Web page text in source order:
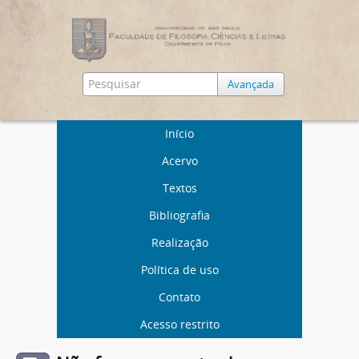
Avançada
Início
Acervo
Textos
Bibliografia
Realização
Política de uso
Contato
Acesso restrito